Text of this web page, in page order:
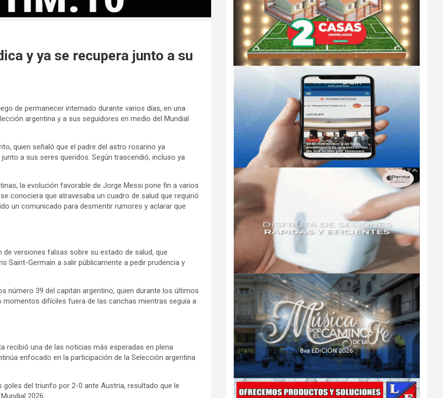
y ya se recupera junto a su
de permanecer internado durante varios días, en una
argentina y a sus seguidores en medio del Mundial
quien señaló que el padre del astro rosarino ya
a sus seres queridos. Según trascendió, incluso ya
la evolución favorable de Jorge Messi pone fin a varios
conociera que atravesaba un cuadro de salud que requirió
un comunicado para desmentir rumores y aclarar que
versiones falsas sobre su estado de salud, que
Saint-Germain a salir públicamente a pedir prudencia y
número 39 del capitán argentino, quien durante los últimos
difíciles fuera de las canchas mientras seguía a
recibió una de las noticias más esperadas en plena
enfocado en la participación de la Selección argentina
del triunfo por 2-0 ante Austria, resultado que le
2026.